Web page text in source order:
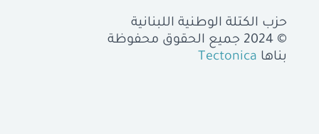
حزب الكتلة الوطنية اللبنانية
© 2024 جميع الحقوق محفوظة
بناها Tectonica